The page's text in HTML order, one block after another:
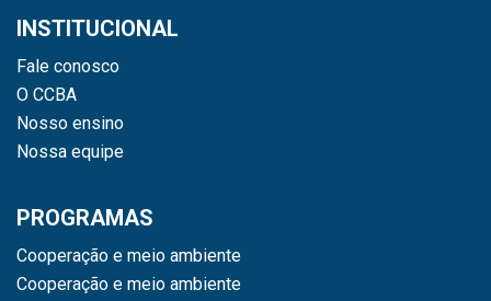
INSTITUCIONAL
Fale conosco
O CCBA
Nosso ensino
Nossa equipe
PROGRAMAS
Cooperação e meio ambiente
Cooperação e meio ambiente